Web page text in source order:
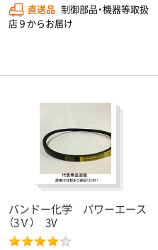
直送品 制御部品・機器等取扱
店９からお届け
バンドー化学 パワーエース
（3Ｖ） 3V